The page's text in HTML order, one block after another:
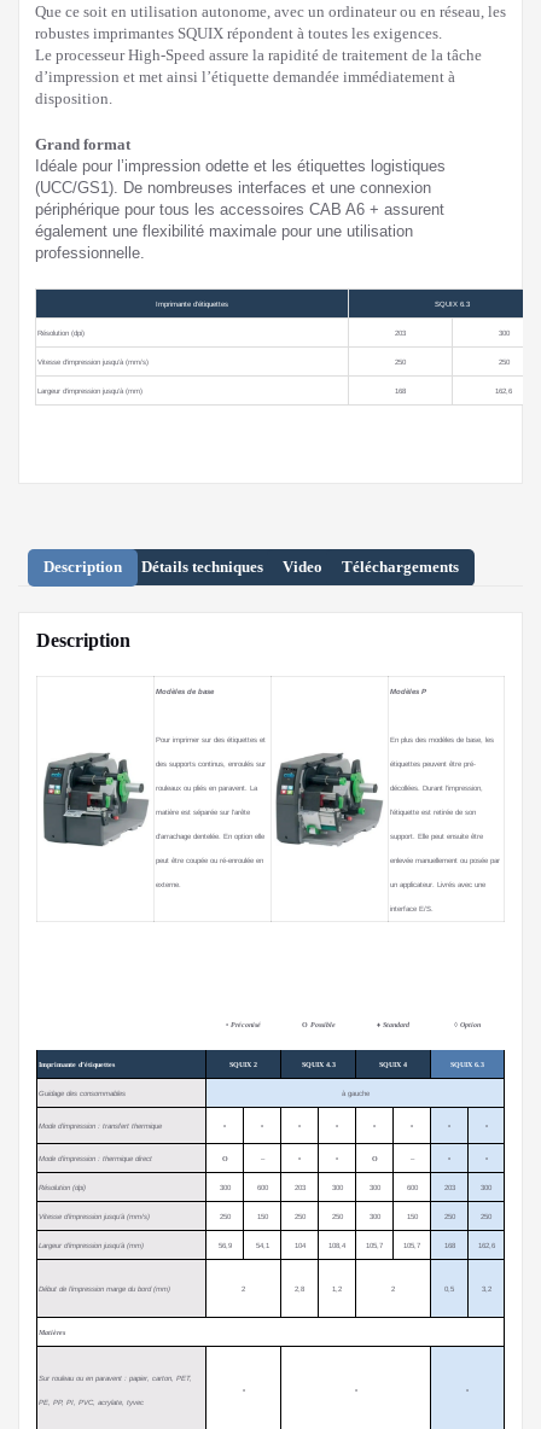
Que ce soit en utilisation autonome, avec un ordinateur ou en réseau, les
robustes imprimantes SQUIX répondent à toutes les exigences.
Le processeur High-Speed assure la rapidité de traitement de la tâche
d’impression et met ainsi l’étiquette demandée immédiatement à
disposition.
Grand format
Idéale pour l’impression odette et les étiquettes logistiques
(UCC/GS1). De nombreuses interfaces et une connexion
périphérique pour tous les accessoires CAB A6 + assurent
également une flexibilité maximale pour une utilisation
professionnelle.
Imprimante d’étiquettes SQUIX 6.3
Résolution (dpi) 203 300
Vitesse d’impression jusqu’à (mm/s) 250 250
Largeur d’impression jusqu’à (mm) 168 162,6
Description Détails techniques Video Téléchargements
Description
Modèles de base
Pour imprimer sur des étiquettes et
des supports continus, enroulés sur
rouleaux ou pliés en paravent. La
matière est séparée sur l’arête
d’arrachage dentelée. En option elle
peut être coupée ou ré-enroulée en
externe.
Modèles P
En plus des modèles de base, les
étiquettes peuvent être pré-
décollées. Durant l’impression,
l’étiquette est retirée de son
support. Elle peut ensuite être
enlevée manuellement ou posée par
un applicateur. Livrés avec une
interface E/S.
• Préconisé ΟPossible ♦ Standard ◊ Option
Imprimante d’étiquettes SQUIX 2 SQUIX 4.3 SQUIX 4 SQUIX 6.3
Guidage des consommables à gauche
Mode d’impression : transfert thermique • • • • • • • •
Mode d’impression : thermique direct Ο – • • Ο – • •
Résolution (dpi) 300 600 203 300 300 600 203 300
Vitesse d’impression jusqu’à (mm/s) 250 150 250 250 300 150 250 250
Largeur d’impression jusqu’à (mm) 56,9 54,1 104 108,4 105,7 105,7 168 162,6
Début de l’impression marge du bord (mm) 2 2,8 1,2 2 0,5 3,2
Matières
Sur rouleau ou en paravent : papier, carton, PET,
PE, PP, PI, PVC, acrylate, tyvec
• • •